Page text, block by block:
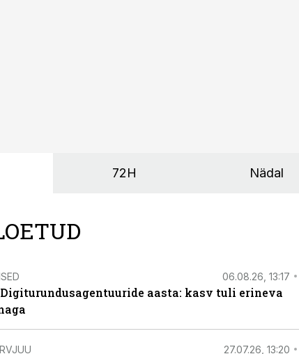
72H Nädal
06.08.26, 13:17
Digiturundusagentuuride aasta: kasv tuli erineva
27.07.26, 13:20